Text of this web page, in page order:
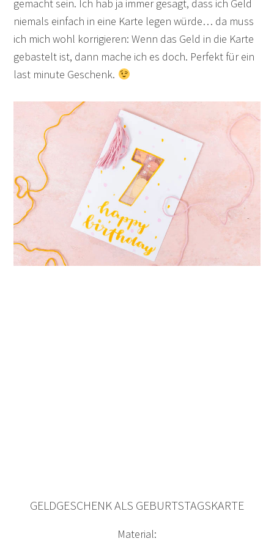
gemacht sein. Ich hab ja immer gesagt, dass ich Geld
niemals einfach in eine Karte legen würde… da muss
ich mich wohl korrigieren: Wenn das Geld in die Karte
gebastelt ist, dann mache ich es doch. Perfekt für ein
last minute Geschenk.
GELDGESCHENK ALS GEBURTSTAGSKARTE
Material: